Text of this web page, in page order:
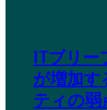
ITブリー
が増加す
ティの弱